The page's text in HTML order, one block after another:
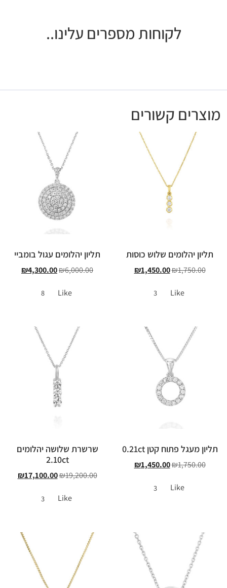
לקוחות מספרים עלינו..
מוצרים קשורים
תליון יהלומים שלוש כוסות
₪1,750.00
₪1,450.00
Like
3
תליון יהלומים עגול בומביי
₪6,000.00
₪4,300.00
Like
8
תליון מעגל פתוח קטן 0.21ct
₪1,750.00
₪1,450.00
Like
3
שרשרת שלושה יהלומים
2.10ct
₪19,200.00
₪17,100.00
Like
3